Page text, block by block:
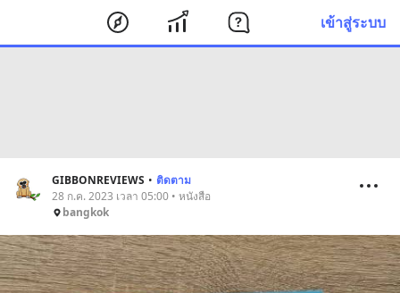
เข้าสู่ระบบ
GIBBONREVIEWS • ติดตาม
28 ก.ค. 2023 เวลา 05:00 • หนังสือ
bangkok